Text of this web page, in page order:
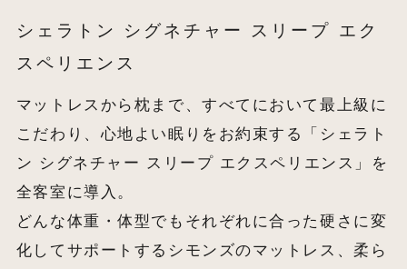
シェラトン シグネチャー スリープ エク
スペリエンス
マットレスから枕まで、すべてにおいて最上級に
こだわり、心地よい眠りをお約束する「シェラト
ン シグネチャー スリープ エクスペリエンス」を
全客室に導入。
どんな体重・体型でもそれぞれに合った硬さに変
化してサポートするシモンズのマットレス、柔ら